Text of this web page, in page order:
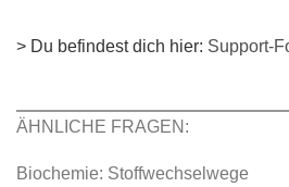
> Du befindest dich hier: Support-
ÄHNLICHE FRAGEN:
Biochemie: Stoffwechselwege